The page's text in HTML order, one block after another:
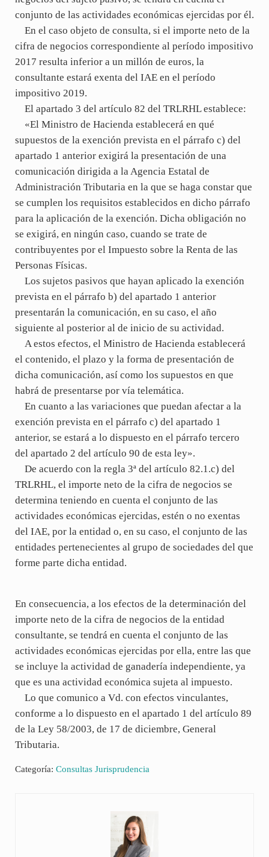
conjunto de las actividades económicas ejercidas por él.
En el caso objeto de consulta, si el importe neto de la
cifra de negocios correspondiente al período impositivo
2017 resulta inferior a un millón de euros, la
consultante estará exenta del IAE en el período
impositivo 2019.
El apartado 3 del artículo 82 del TRLRHL establece:
«El Ministro de Hacienda establecerá en qué
supuestos de la exención prevista en el párrafo c) del
apartado 1 anterior exigirá la presentación de una
comunicación dirigida a la Agencia Estatal de
Administración Tributaria en la que se haga constar que
se cumplen los requisitos establecidos en dicho párrafo
para la aplicación de la exención. Dicha obligación no
se exigirá, en ningún caso, cuando se trate de
contribuyentes por el Impuesto sobre la Renta de las
Personas Físicas.
Los sujetos pasivos que hayan aplicado la exención
prevista en el párrafo b) del apartado 1 anterior
presentarán la comunicación, en su caso, el año
siguiente al posterior al de inicio de su actividad.
A estos efectos, el Ministro de Hacienda establecerá
el contenido, el plazo y la forma de presentación de
dicha comunicación, así como los supuestos en que
habrá de presentarse por vía telemática.
En cuanto a las variaciones que puedan afectar a la
exención prevista en el párrafo c) del apartado 1
anterior, se estará a lo dispuesto en el párrafo tercero
del apartado 2 del artículo 90 de esta ley».
De acuerdo con la regla 3ª del artículo 82.1.c) del
TRLRHL, el importe neto de la cifra de negocios se
determina teniendo en cuenta el conjunto de las
actividades económicas ejercidas, estén o no exentas
del IAE, por la entidad o, en su caso, el conjunto de las
entidades pertenecientes al grupo de sociedades del que
forme parte dicha entidad.
En consecuencia, a los efectos de la determinación del
importe neto de la cifra de negocios de la entidad
consultante, se tendrá en cuenta el conjunto de las
actividades económicas ejercidas por ella, entre las que
se incluye la actividad de ganadería independiente, ya
que es una actividad económica sujeta al impuesto.
Lo que comunico a Vd. con efectos vinculantes,
conforme a lo dispuesto en el apartado 1 del artículo 89
de la Ley 58/2003, de 17 de diciembre, General
Tributaria.
Categoría: Consultas Jurisprudencia